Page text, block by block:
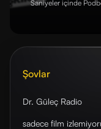
Saniyeler içinde
Şovlar
Dr. Güleç Radio
sadece film